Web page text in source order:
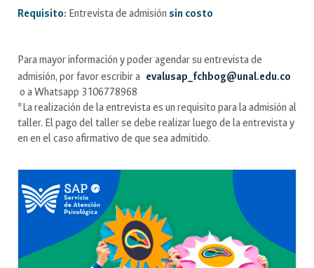
Requisito: Entrevista de admisión sin costo
Para mayor información y poder agendar su entrevista de
admisión, por favor escribir a
evalusap_fchbog@unal.edu.co
o a Whatsapp 3106778968
*La realización de la entrevista es un requisito para la admisión al
taller. El pago del taller se debe realizar luego de la entrevista y
en en el caso afirmativo de que sea admitido.